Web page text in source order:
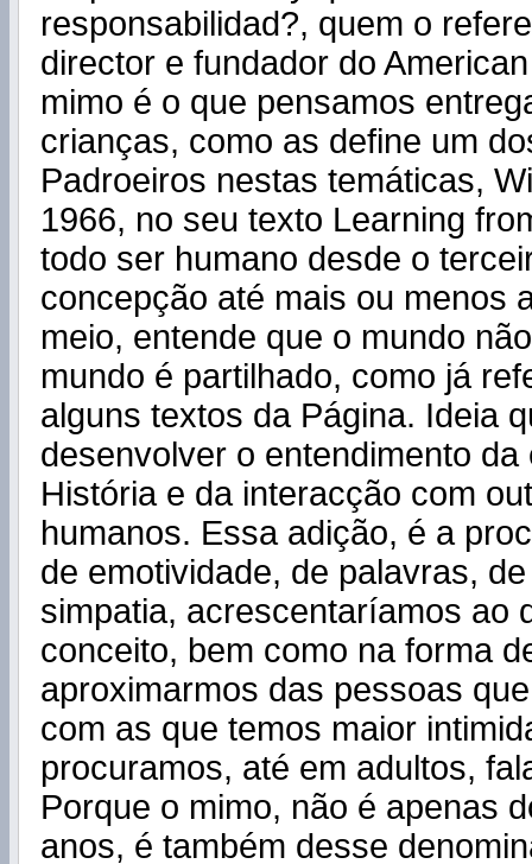
responsabilidad?, quem o
director e fundador do
mimo é o que pensamos
crianças, como as define um
Padroeiros nestas temáticas,
1966, no seu texto Learning
todo ser humano desde o
concepção até mais ou menos
meio, entende que o mundo
mundo é partilhado, como já
alguns textos da Página. Ideia
desenvolver o entendimento da
História e da interacção com
humanos. Essa adição, é a
de emotividade, de palavras,
simpatia, acrescentaríamos ao
conceito, bem como na forma
aproximarmos das pessoas
com as que temos maior
procuramos, até em adultos,
Porque o mimo, não é apenas
anos, é também desse